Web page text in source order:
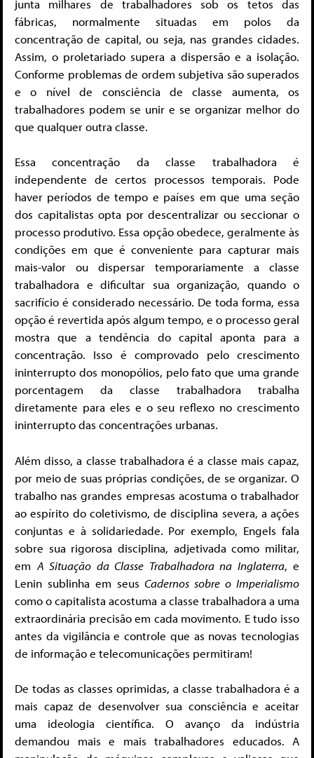
junta milhares de trabalhadores sob os tetos das
fábricas, normalmente situadas em polos da
concentração de capital, ou seja, nas grandes cidades.
Assim, o proletariado supera a dispersão e a isolação.
Conforme problemas de ordem subjetiva são superados
e o nível de consciência de classe aumenta, os
trabalhadores podem se unir e se organizar melhor do
que qualquer outra classe.
Essa concentração da classe trabalhadora é
independente de certos processos temporais. Pode
haver períodos de tempo e países em que uma seção
dos capitalistas opta por descentralizar ou seccionar o
processo produtivo. Essa opção obedece, geralmente às
condições em que é conveniente para capturar mais
mais-valor ou dispersar temporariamente a classe
trabalhadora e dificultar sua organização, quando o
sacrifício é considerado necessário. De toda forma, essa
opção é revertida após algum tempo, e o processo geral
mostra que a tendência do capital aponta para a
concentração. Isso é comprovado pelo crescimento
ininterrupto dos monopólios, pelo fato que uma grande
porcentagem da classe trabalhadora trabalha
diretamente para eles e o seu reflexo no crescimento
ininterrupto das concentrações urbanas.
Além disso, a classe trabalhadora é a classe mais capaz,
por meio de suas próprias condições, de se organizar. O
trabalho nas grandes empresas acostuma o trabalhador
ao espírito do coletivismo, de disciplina severa, a ações
conjuntas e à solidariedade. Por exemplo, Engels fala
sobre sua rigorosa disciplina, adjetivada como militar,
em A Situação da Classe Trabalhadora na Inglaterra, e
Lenin sublinha em seusCadernos sobre o Imperialismo
como o capitalista acostuma a classe trabalhadora a uma
extraordinária precisão em cada movimento. E tudo isso
antes da vigilância e controle que as novas tecnologias
de informação e telecomunicações permitiram!
De todas as classes oprimidas, a classe trabalhadora é a
mais capaz de desenvolver sua consciência e aceitar
uma ideologia científica. O avanço da indústria
demandou mais e mais trabalhadores educados. A